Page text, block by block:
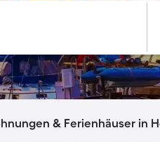
& Ferienhäuser in